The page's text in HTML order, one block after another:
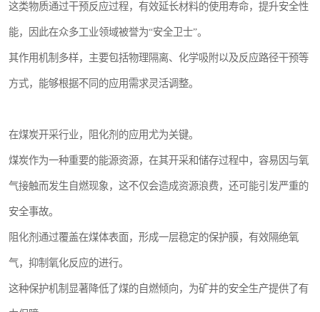
这类物质通过干预反应过程，有效延长材料的使用寿命，提升安全性
能，因此在众多工业领域被誉为“安全卫士”。
其作用机制多样，主要包括物理隔离、化学吸附以及反应路径干预等
方式，能够根据不同的应用需求灵活调整。
在煤炭开采行业，阻化剂的应用尤为关键。
煤炭作为一种重要的能源资源，在其开采和储存过程中，容易因与氧
气接触而发生自燃现象，这不仅会造成资源浪费，还可能引发严重的
安全事故。
阻化剂通过覆盖在煤体表面，形成一层稳定的保护膜，有效隔绝氧
气，抑制氧化反应的进行。
这种保护机制显著降低了煤的自燃倾向，为矿井的安全生产提供了有